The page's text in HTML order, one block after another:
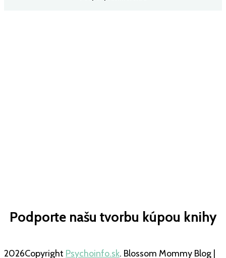
Podporte našu tvorbu kúpou knihy
2026Copyright Psychoinfo.sk. Blossom Mommy Blog |